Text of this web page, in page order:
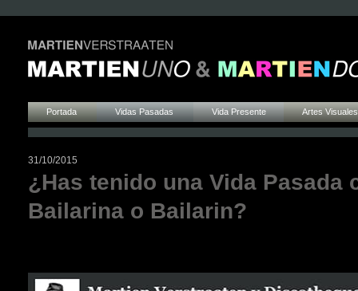
Portada Vidas Pasadas Vida Presente Artes Visuales
31/10/2015
¿Has tenido una Vida Pasada
Bailarina o Bailarin?